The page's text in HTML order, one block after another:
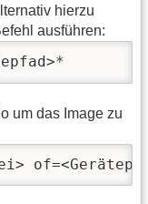
hierzu
ausführen:
um das Image zu